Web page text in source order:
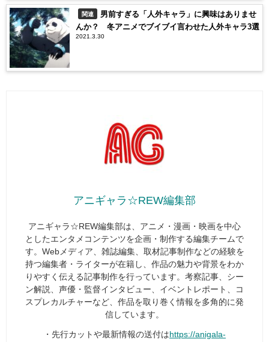
関連
男前すぎる「人外キャラ」に興味はありませ
んか？ 冬アニメでブイブイ言わせた人外キャラ3選
2021.3.30
アニギャラ☆REW編集部
アニギャラ☆REW編集部は、アニメ・漫画・映画を中心
としたエンタメコンテンツを企画・制作する編集チームで
す。Webメディア、雑誌編集、取材記事制作などの経験を
持つ編集者・ライターが在籍し、作品の魅力や背景をわか
りやすく伝える記事制作を行っています。考察記事、シー
ン解説、声優・監督インタビュー、イベントレポート、コ
スプレカルチャーなど、作品を取り巻く情報を多角的に発
信しています。
・先行カットや最新情報の送付はhttps://anigala-